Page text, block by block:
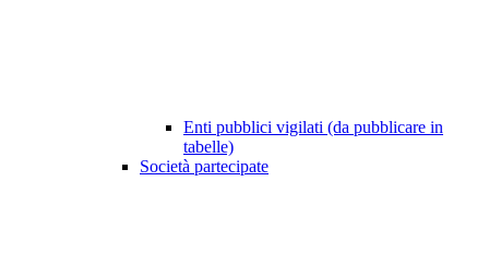
Enti pubblici vigilati (da pubblicare in
tabelle)
Società partecipate